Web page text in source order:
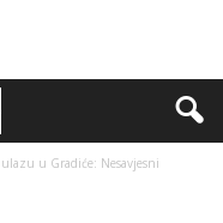
u Gradiće: Nesavjesni